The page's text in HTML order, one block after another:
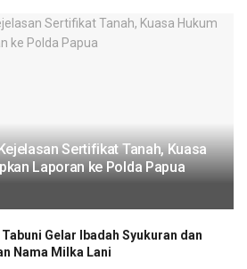
Sertifikat Tanah, Kuasa
Laporan ke Polda Papua
Gelar Ibadah Syukuran dan
Nama Milka Lani